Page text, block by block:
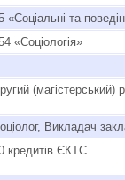
«Соціальні та
«Соціологія»
(магістерський)
Викладач
кредитів ЄКТС